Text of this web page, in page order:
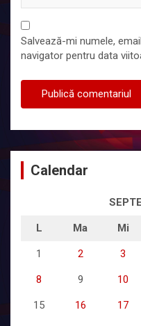
Salvează-mi numele,
navigator pentru data
Calendar
L Ma Mi
1 2 3
8 9 10
15 16 17